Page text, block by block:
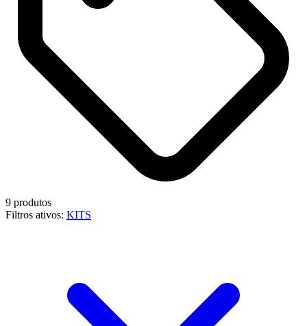
9 produtos
Filtros ativos: KITS